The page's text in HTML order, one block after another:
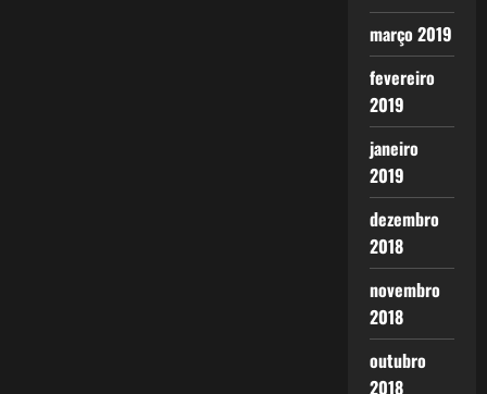
março 2019
fevereiro
2019
janeiro
2019
dezembro
2018
novembro
2018
outubro
2018